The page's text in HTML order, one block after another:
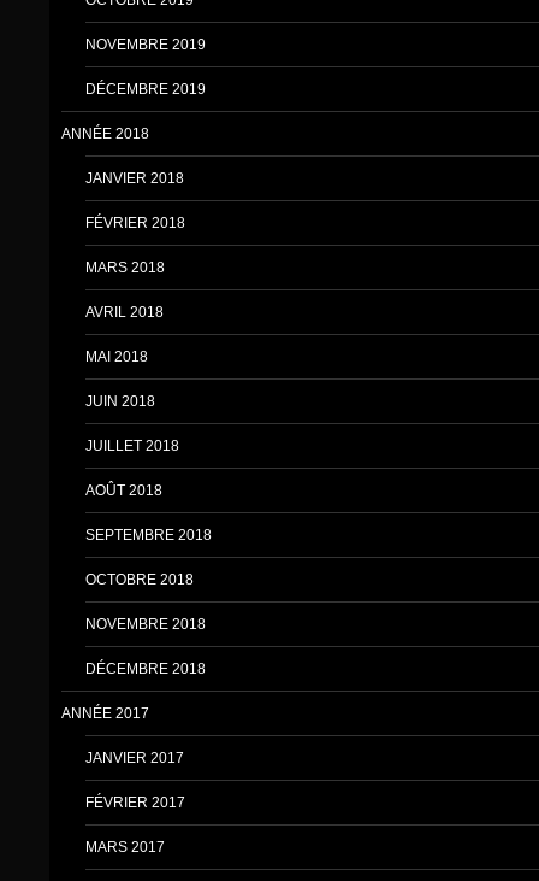
NOVEMBRE 2019
DÉCEMBRE 2019
ANNÉE 2018
JANVIER 2018
FÉVRIER 2018
MARS 2018
AVRIL 2018
MAI 2018
JUIN 2018
JUILLET 2018
AOÛT 2018
SEPTEMBRE 2018
OCTOBRE 2018
NOVEMBRE 2018
DÉCEMBRE 2018
ANNÉE 2017
JANVIER 2017
FÉVRIER 2017
MARS 2017